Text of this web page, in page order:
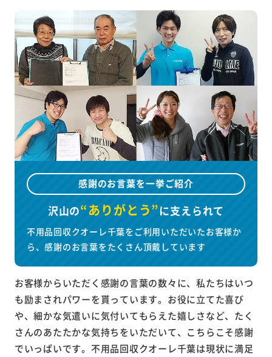
感謝のお言葉を一挙ご紹介
沢山の“ありがとう”に支えられて
不用品回収クオーレ千葉をご利用いただいたお客様か
ら、感謝のお言葉をたくさん頂戴しています
お客様からいただく感謝の言葉の数々に、私たちはいつ
も励まされパワーを貰っています。お役に立てた喜び
や、細かな気遣いに気付いてもらえた嬉しさなど、たく
さんのあたたかな気持ちをいただいて、こちらこそ感謝
でいっぱいです。不用品回収クオーレ千葉は現状に満足